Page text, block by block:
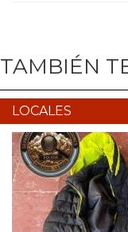
TAMBIÉN
LOCALES